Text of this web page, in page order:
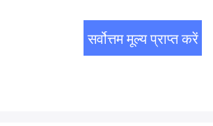
सर्वोत्तम मूल्य प्राप्त करें